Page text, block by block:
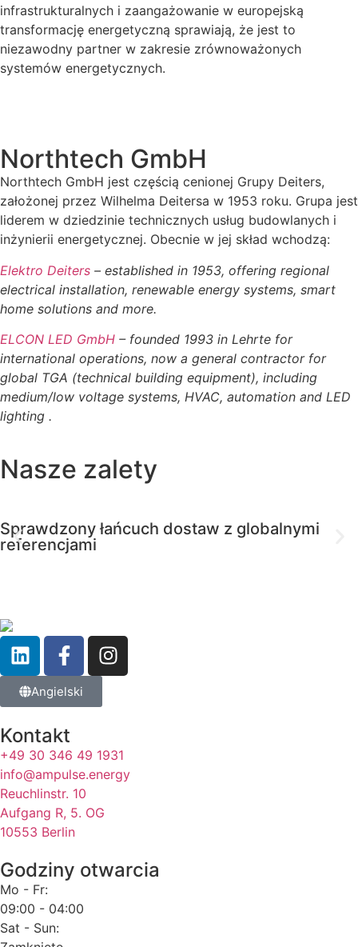
infrastrukturalnych i zaangażowanie w europejską
transformację energetyczną sprawiają, że jest to
niezawodny partner w zakresie zrównoważonych
systemów energetycznych.
Northtech GmbH
Northtech GmbH jest częścią cenionej Grupy Deiters,
założonej przez Wilhelma Deitersa w 1953 roku. Grupa jest
liderem w dziedzinie technicznych usług budowlanych i
inżynierii energetycznej. Obecnie w jej skład wchodzą:
Elektro Deiters – established in 1953, offering regional
electrical installation, renewable energy systems, smart
home solutions and more.
ELCON LED GmbH – founded 1993 in Lehrte for
international operations, now a general contractor for
global TGA (technical building equipment), including
medium/low voltage systems, HVAC, automation and LED
lighting .
Nasze zalety
Sprawdzony łańcuch dostaw z globalnymi
referencjami
Angielski
Kontakt
+49 30 346 49 1931
info@ampulse.energy
Reuchlinstr. 10
Aufgang R, 5. OG
10553 Berlin
Godziny otwarcia
Mo - Fr:
09:00 - 04:00
Sat - Sun: